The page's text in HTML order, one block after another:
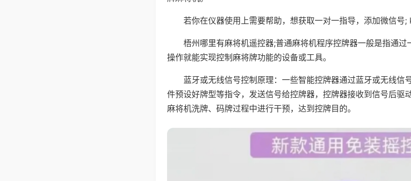
若你在仪器使用上需要帮助，想获取一对一指导，添加微信号;
梧州哪里有麻将机遥控器;普通麻将机程序控牌器一般是指通
操作就能实现控制麻将牌功能的设备或工具。
蓝牙或无线信号控制原理：一些智能控牌器通过蓝牙或无线信
件预设好牌型等指令，发送信号给控牌器，控牌器接收到信号后驱
麻将机洗牌、码牌过程中进行干预，达到控牌目的。